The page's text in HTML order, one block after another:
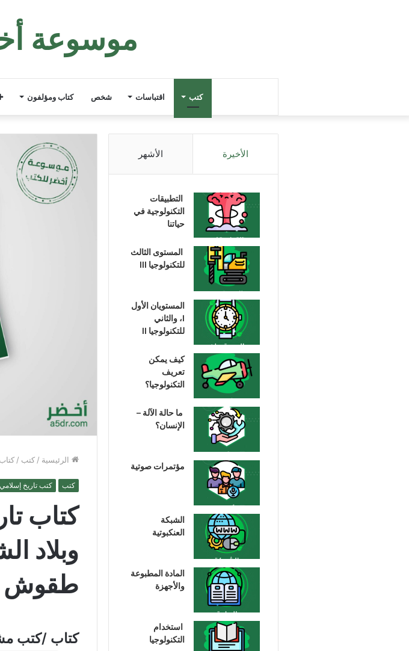
موسوعة
كتب اقتباسات شخص كتاب ومؤلفون
الرئيسية / كتب /
كتب كتب تاريخ إسلامي
كتاب
وبلاد
طقوش
كتاب /كتب
الأخيرة الأشهر
التطبيقات
التكنولوجية في
حياتنا
المستوى الثالث
للتكنولوجيا III
المستويان الأول
I، والثاني
للتكنولوجيا II
كيف يمكن
تعريف
التكنولوجيا؟
ما حالة الآلة –
الإنسان؟
مؤتمرات صوتية
الشبكة
العنكبوتية
المادة المطبوعة
والأجهزة
استخدام
التكنولوجيا